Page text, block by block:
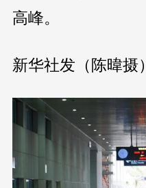
高峰。
新华社发（陈暐摄）